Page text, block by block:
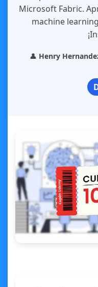
Microsoft Fabric.
machine
👤 Henry